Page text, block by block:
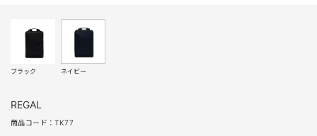
ブラック ネイビー
REGAL
商品コード：TK77